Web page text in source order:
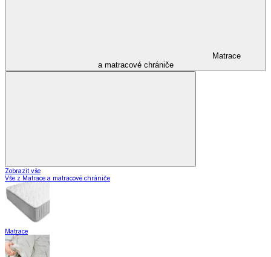
Matrace
a matracové chrániče
Zobrazit vše
Vše z Matrace a matracové chrániče
Matrace